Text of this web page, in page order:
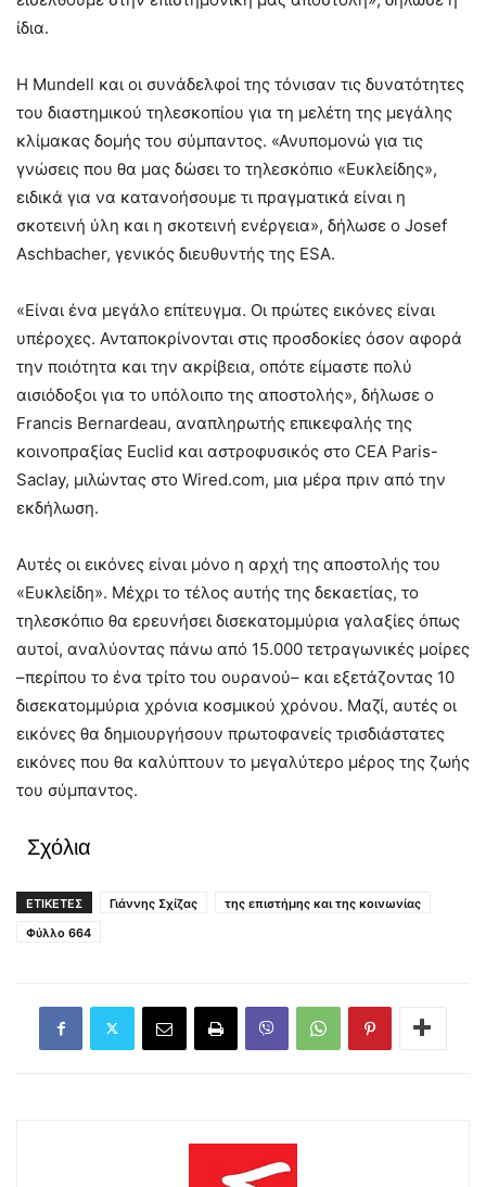
ίδια.
Η Mundell και οι συνάδελφοί της τόνισαν τις δυνατότητες
του διαστημικού τηλεσκοπίου για τη μελέτη της μεγάλης
κλίμακας δομής του σύμπαντος. «Ανυπομονώ για τις
γνώσεις που θα μας δώσει το τηλεσκόπιο «Ευκλείδης»,
ειδικά για να κατανοήσουμε τι πραγματικά είναι η
σκοτεινή ύλη και η σκοτεινή ενέργεια», δήλωσε ο Josef
Aschbacher, γενικός διευθυντής της ESA.
«Είναι ένα μεγάλο επίτευγμα. Οι πρώτες εικόνες είναι
υπέροχες. Ανταποκρίνονται στις προσδοκίες όσον αφορά
την ποιότητα και την ακρίβεια, οπότε είμαστε πολύ
αισιόδοξοι για το υπόλοιπο της αποστολής», δήλωσε ο
Francis Bernardeau, αναπληρωτής επικεφαλής της
κοινοπραξίας Euclid και αστροφυσικός στο CEA Paris-
Saclay, μιλώντας στο Wired.com, μια μέρα πριν από την
εκδήλωση.
Αυτές οι εικόνες είναι μόνο η αρχή της αποστολής του
«Ευκλείδη». Μέχρι το τέλος αυτής της δεκαετίας, το
τηλεσκόπιο θα ερευνήσει δισεκατομμύρια γαλαξίες όπως
αυτοί, αναλύοντας πάνω από 15.000 τετραγωνικές μοίρες
–περίπου το ένα τρίτο του ουρανού– και εξετάζοντας 10
δισεκατομμύρια χρόνια κοσμικού χρόνου. Μαζί, αυτές οι
εικόνες θα δημιουργήσουν πρωτοφανείς τρισδιάστατες
εικόνες που θα καλύπτουν το μεγαλύτερο μέρος της ζωής
του σύμπαντος.
Σχόλια
ΕΤΙΚΕΤΕΣ Γιάννης Σχίζας
της επιστήμης και της κοινωνίας
Φύλλο 664